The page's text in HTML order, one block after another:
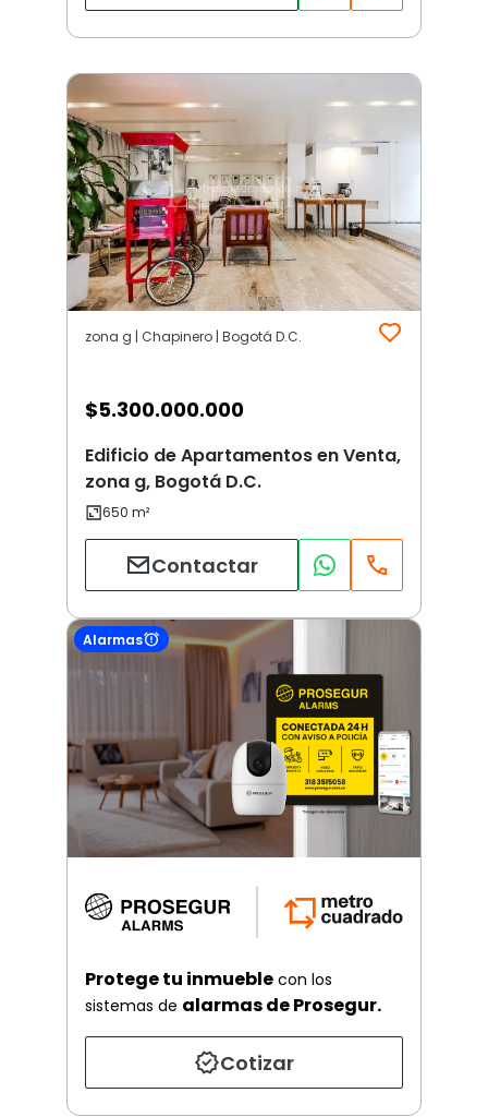
zona g | Chapinero | Bogotá D.C.
$5.300.000.000
Edificio de Apartamentos en Venta,
zona g, Bogotá D.C.
Contactar
Alarmas
Protege tu inmueble con los
sistemas de alarmas de Prosegur.
Cotizar